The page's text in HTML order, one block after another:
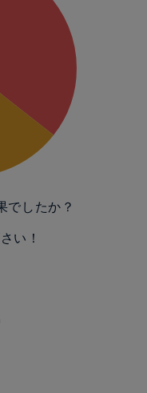
でしたか？
い！